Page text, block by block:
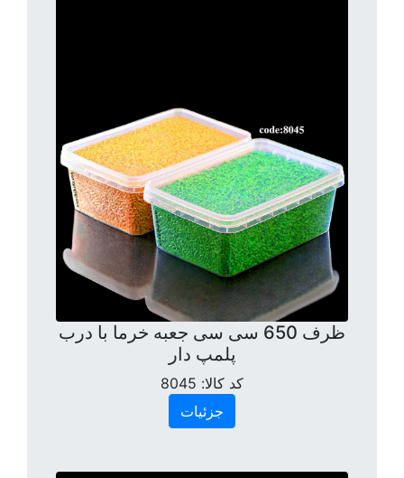
ظرف 650 سی سی جعبه خرما با درب
پلمپ دار
کد کالا: 8045
جزئیات